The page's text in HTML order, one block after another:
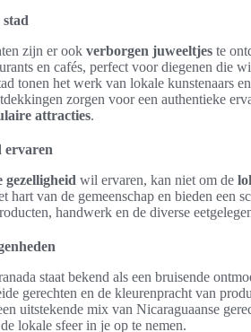
zijn er ook verborgen juweeltjes te
en cafés, perfect voor diegenen die
tonen het werk van lokale kunstenaars
zorgen voor een authentieke
attracties.
ervaren
gezelligheid wil ervaren, kan niet om de
hart van de gemeenschap en bieden een
handwerk en de diverse
staat bekend als een bruisende
gerechten en de kleurenpracht van
uitstekende mix van Nicaraguaanse
lokale sfeer in je op te nemen.